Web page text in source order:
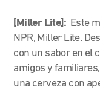
[Miller Lite]: Este
NPR, Miller Lite.
con un sabor en el
amigos y
una cerveza con